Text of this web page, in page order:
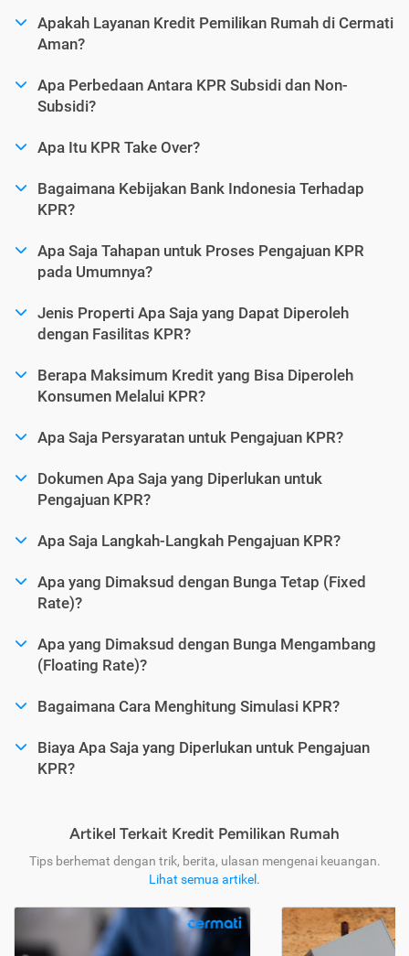
Apakah Layanan Kredit Pemilikan Rumah di Cermati
Aman?
Apa Perbedaan Antara KPR Subsidi dan Non-
Subsidi?
Apa Itu KPR Take Over?
Bagaimana Kebijakan Bank Indonesia Terhadap
KPR?
Apa Saja Tahapan untuk Proses Pengajuan KPR
pada Umumnya?
Jenis Properti Apa Saja yang Dapat Diperoleh
dengan Fasilitas KPR?
Berapa Maksimum Kredit yang Bisa Diperoleh
Konsumen Melalui KPR?
Apa Saja Persyaratan untuk Pengajuan KPR?
Dokumen Apa Saja yang Diperlukan untuk
Pengajuan KPR?
Apa Saja Langkah-Langkah Pengajuan KPR?
Apa yang Dimaksud dengan Bunga Tetap (Fixed
Rate)?
Apa yang Dimaksud dengan Bunga Mengambang
(Floating Rate)?
Bagaimana Cara Menghitung Simulasi KPR?
Biaya Apa Saja yang Diperlukan untuk Pengajuan
KPR?
Artikel Terkait Kredit Pemilikan Rumah
Tips berhemat dengan trik, berita, ulasan mengenai keuangan.
Lihat semua artikel .